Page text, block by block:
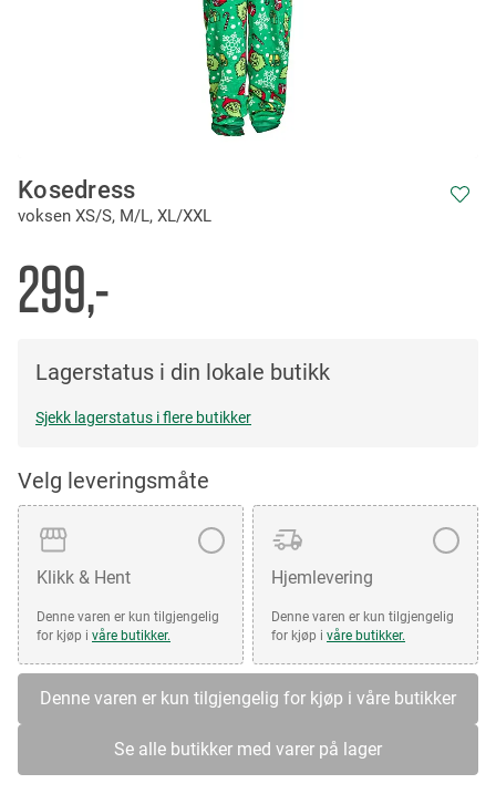
Kosedress
voksen XS/S, M/L, XL/XXL
299,-
Lagerstatus i din lokale butikk
Sjekk lagerstatus i flere butikker
Velg leveringsmåte
Klikk & Hent
Denne varen er kun tilgjengelig
for kjøp i våre butikker.
Hjemlevering
Denne varen er kun tilgjengelig
for kjøp i våre butikker.
Denne varen er kun tilgjengelig for kjøp i våre butikker
Se alle butikker med varer på lager
to
the
of
the
images